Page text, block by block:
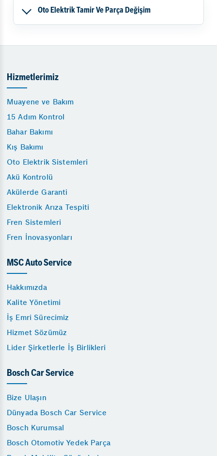
Oto Elektrik Tamir Ve Parça Değişim
Hizmetlerimiz
Muayene ve Bakım
15 Adım Kontrol
Bahar Bakımı
Kış Bakımı
Oto Elektrik Sistemleri
Akü Kontrolü
Akülerde Garanti
Elektronik Arıza Tespiti
Fren Sistemleri
Fren İnovasyonları
MSC Auto Service
Hakkımızda
Kalite Yönetimi
İş Emri Sürecimiz
Hizmet Sözümüz
Lider Şirketlerle İş Birlikleri
Bosch Car Service
Bize Ulaşın
Dünyada Bosch Car Service
Bosch Kurumsal
Bosch Otomotiv Yedek Parça